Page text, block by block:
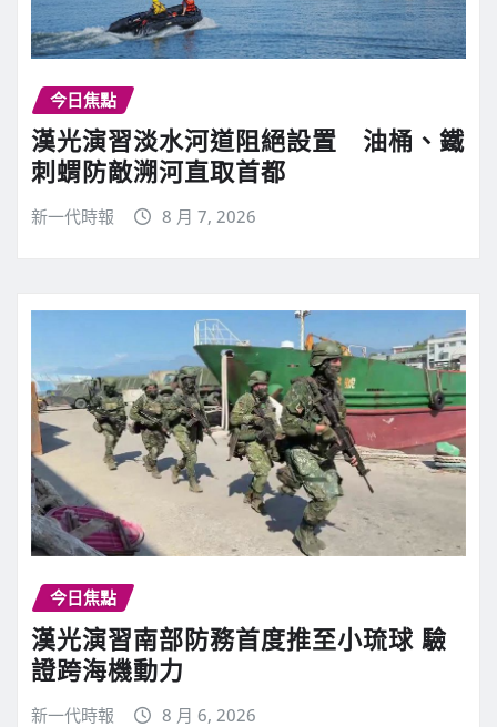
今日焦點
漢光演習淡水河道阻絕設置 油桶、鐵
刺蝟防敵溯河直取首都
新一代時報 8 月 7, 2026
今日焦點
漢光演習南部防務首度推至小琉球 驗
證跨海機動力
新一代時報 8 月 6, 2026